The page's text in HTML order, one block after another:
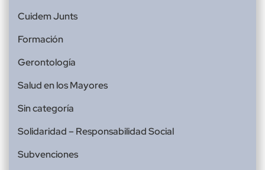
Cuidem Junts
Formación
Gerontología
Salud en los Mayores
Sin categoría
Solidaridad – Responsabilidad Social
Subvenciones